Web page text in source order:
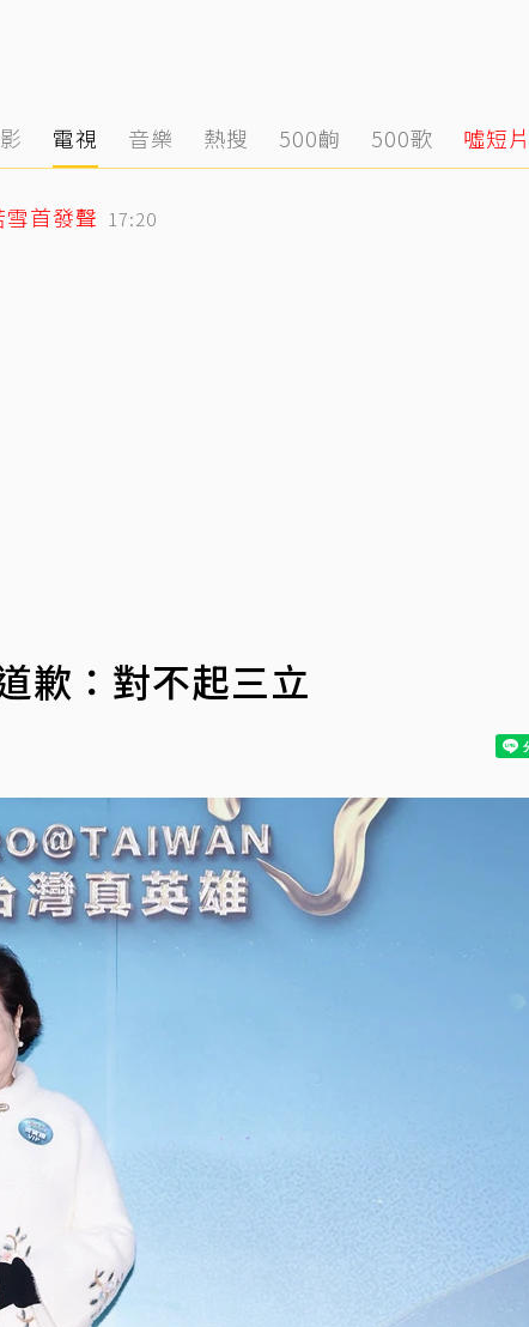
電視 音樂 熱搜 500齣 500歌 噓短片
首發聲 17:20
歉：對不起三立